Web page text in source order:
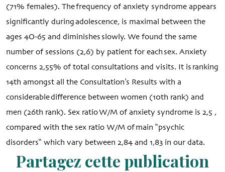
(71% females). The frequency of anxiety syndrome appears
significantly during adolescence, is maximal between the
ages 4O-65 and diminishes slowly. We found the same
number of sessions (2,6) by patient for each sex. Anxiety
concerns 2,55% of total consultations and visits. It is ranking
14th amongst all the Consultation’s Results with a
considerable difference between women (10th rank) and
men (26th rank). Sex ratio W/M of anxiety syndrome is 2,5 ,
compared with the sex ratio W/M of main “psychic
disorders“ which vary between 2,84 and 1,83 in our data.
Partagez cette publication